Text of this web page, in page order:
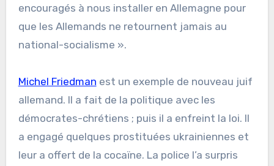
encouragés à nous installer en Allemagne pour
que les Allemands ne retournent jamais au
national-socialisme ».
Michel Friedman est un exemple de nouveau juif
allemand. Il a fait de la politique avec les
démocrates-chrétiens ; puis il a enfreint la loi. Il
a engagé quelques prostituées ukrainiennes et
leur a offert de la cocaïne. La police l’a surpris